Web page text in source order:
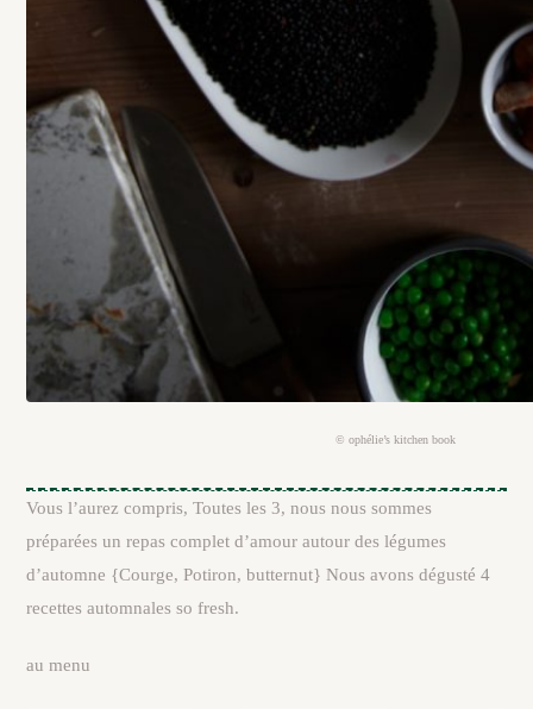
© ophélie’s kitchen book
Vous l’aurez compris, Toutes les 3, nous nous sommes
préparées un repas complet d’amour autour des légumes
d’automne {Courge, Potiron, butternut} Nous avons dégusté 4
recettes automnales so fresh.
au menu